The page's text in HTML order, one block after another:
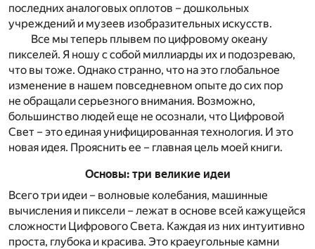
последних аналоговых оплотов – дошкольных
учреждений и музеев изобразительных искусств.
Все мы теперь плывем по цифровому океану
пикселей. Я ношу с собой миллиарды их и подозреваю,
что вы тоже. Однако странно, что на это глобальное
изменение в нашем повседневном опыте до сих пор
не обращали серьезного внимания. Возможно,
большинство людей еще не осознали, что Цифровой
Свет – это единая унифицированная технология. И это
новая идея. Прояснить ее – главная цель моей книги.
Основы: три великие идеи
Всего три идеи – волновые колебания, машинные
вычисления и пиксели – лежат в основе всей кажущейся
сложности Цифрового Света. Каждая из них интуитивно
проста, глубока и красива. Это краеугольные камни